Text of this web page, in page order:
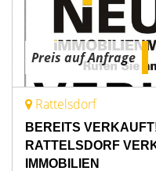
Preis auf Anfrage
Rattelsdorf
BEREITS
RATTELSDORF
IMMOBILIEN